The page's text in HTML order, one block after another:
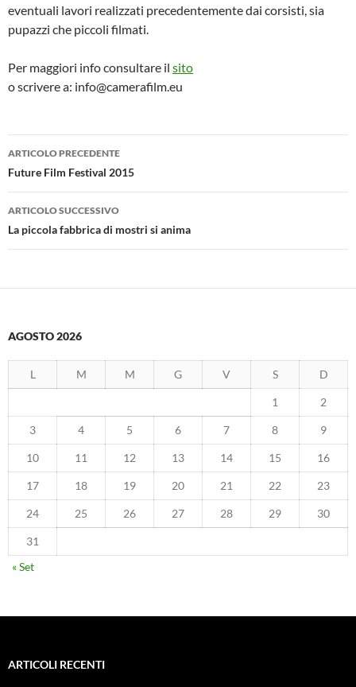
eventuali lavori realizzati precedentemente dai corsisti, sia
pupazzi che piccoli filmati.
Per maggiori info consultare il sito
o scrivere a: info@camerafilm.eu
Navigazione
articolo
ARTICOLO PRECEDENTE
Future Film Festival 2015
ARTICOLO SUCCESSIVO
La piccola fabbrica di mostri si anima
AGOSTO 2026
L M M G V S D
1 2
3 4 5 6 7 8 9
10 11 12 13 14 15 16
17 18 19 20 21 22 23
24 25 26 27 28 29 30
31
« Set
ARTICOLI RECENTI